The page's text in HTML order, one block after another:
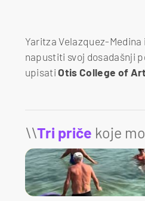
Yaritza Velazquez-
napustiti svoj dosadašnji
upisati Otis College of
\\Tri priče koje